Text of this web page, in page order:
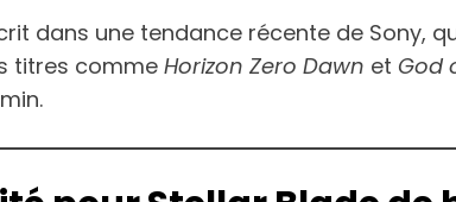
dans une tendance récente de Sony,
titres comme Horizon Zero Dawn et God